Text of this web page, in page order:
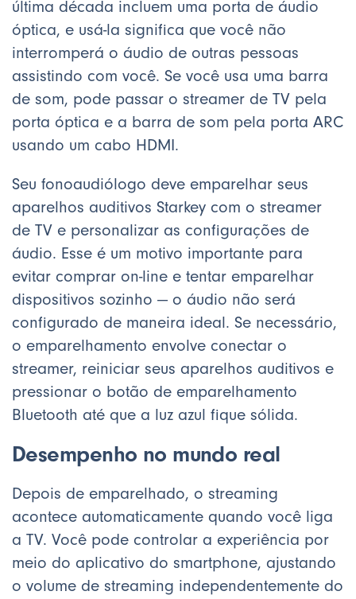
última década incluem uma porta de áudio
óptica, e usá-la significa que você não
interromperá o áudio de outras pessoas
assistindo com você. Se você usa uma barra
de som, pode passar o streamer de TV pela
porta óptica e a barra de som pela porta ARC
usando um cabo HDMI.
Seu fonoaudiólogo deve emparelhar seus
aparelhos auditivos Starkey com o streamer
de TV e personalizar as configurações de
áudio. Esse é um motivo importante para
evitar comprar on-line e tentar emparelhar
dispositivos sozinho — o áudio não será
configurado de maneira ideal. Se necessário,
o emparelhamento envolve conectar o
streamer, reiniciar seus aparelhos auditivos e
pressionar o botão de emparelhamento
Bluetooth até que a luz azul fique sólida.
Desempenho no mundo real
Depois de emparelhado, o streaming
acontece automaticamente quando você liga
a TV. Você pode controlar a experiência por
meio do aplicativo do smartphone, ajustando
o volume de streaming independentemente do